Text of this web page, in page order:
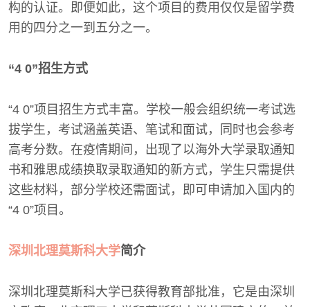
构的认证。即便如此，这个项目的费用仅仅是留学费
用的四分之一到五分之一。
“4 0”招生方式
“4 0”项目招生方式丰富。学校一般会组织统一考试选
拔学生，考试涵盖英语、笔试和面试，同时也会参考
高考分数。在疫情期间，出现了以海外大学录取通知
书和雅思成绩换取录取通知的新方式，学生只需提供
这些材料，部分学校还需面试，即可申请加入国内的
“4 0”项目。
深圳北理莫斯科大学简介
深圳北理莫斯科大学已获得教育部批准，它是由深圳